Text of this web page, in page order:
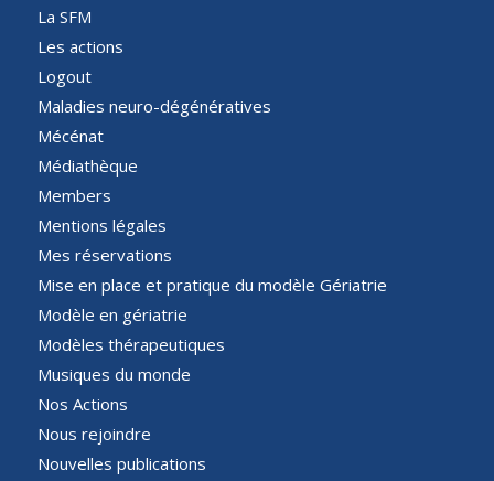
La SFM
Les actions
Logout
Maladies neuro-dégénératives
Mécénat
Médiathèque
Members
Mentions légales
Mes réservations
Mise en place et pratique du modèle Gériatrie
Modèle en gériatrie
Modèles thérapeutiques
Musiques du monde
Nos Actions
Nous rejoindre
Nouvelles publications